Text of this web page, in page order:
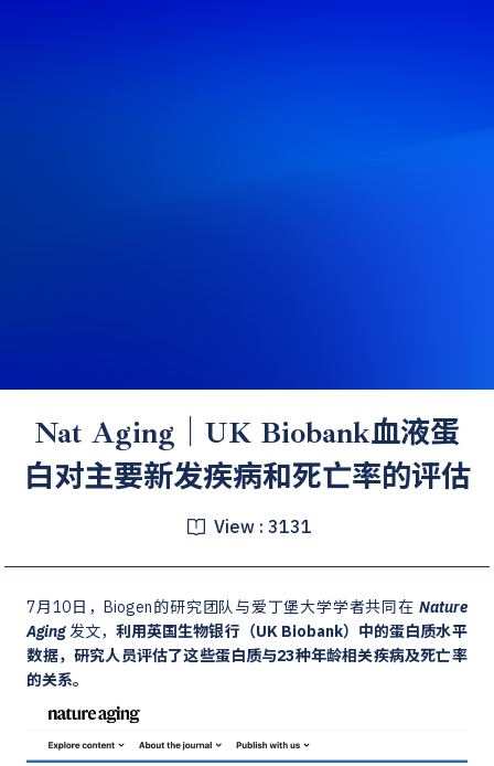
Nat Aging｜UK Biobank血液蛋
白对主要新发疾病和死亡率的评估
View : 3131
7月10日，Biogen的研究团队与爱丁堡大学学者共同在 Nature
Aging发文， 利用英国生物银行（UK Biobank）中的蛋白质水平
数据，研究人员评估了这些蛋白质与23种年龄相关疾病及死亡率
的关系。